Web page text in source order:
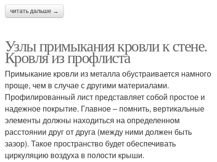
читать дальше →
Узлы примыкания кровли к стене.
Кровля из профлиста
Примыкание кровли из металла обустраивается намного
проще, чем в случае с другими материалами.
Профилированный лист представляет собой простое и
надежное покрытие. Главное – помнить, вертикальные
элементы должны находиться на определенном
расстоянии друг от друга (между ними должен быть
зазор). Такое пространство будет обеспечивать
циркуляцию воздуха в полости крыши.